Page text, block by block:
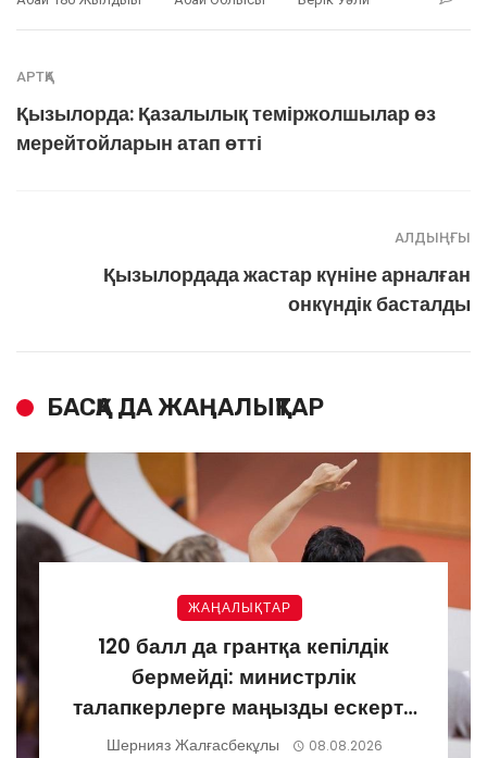
АРТҚА
Қызылорда: Қазалылық теміржолшылар өз
мерейтойларын атап өтті
АЛДЫҢҒЫ
Қызылордада жастар күніне арналған
онкүндік басталды
БАСҚА ДА ЖАҢАЛЫҚТАР
ЖАҢАЛЫҚТАР
120 балл да грантқа кепілдік
бермейді: министрлік
талапкерлерге маңызды ескерту
жасады
Шернияз Жалғасбекұлы 08.08.2026